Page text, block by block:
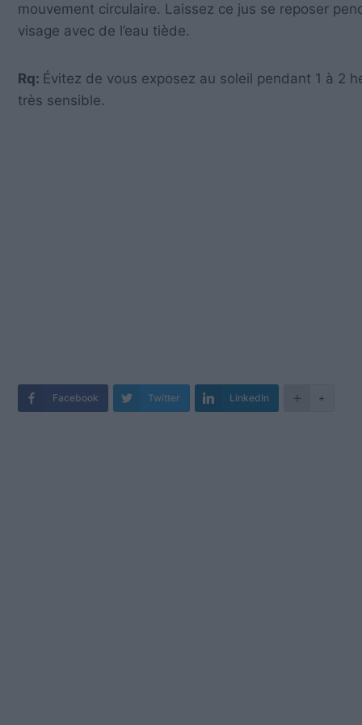
mouvement circulaire. Laissez ce jus se reposer
visage avec de l’eau tiède.
Rq: Évitez de vous exposez au soleil pendant 1 à 2
très sensible.
Facebook Twitter LinkedIn +